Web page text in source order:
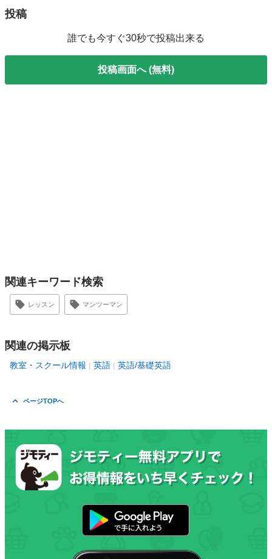
投稿
誰でも今すぐ30秒で投稿出来る
投稿画面へ (無料)
関連キーワード検索
レッスン マンツーマン
関連の掲示板
教室・スクール情報 英語 英語/基礎英語
ページTOPへ